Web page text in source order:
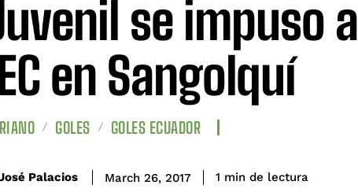
se impuso a
en Sangolquí
GOLES GOLES ECUADOR
Palacios March 26, 2017 1 min de lectura